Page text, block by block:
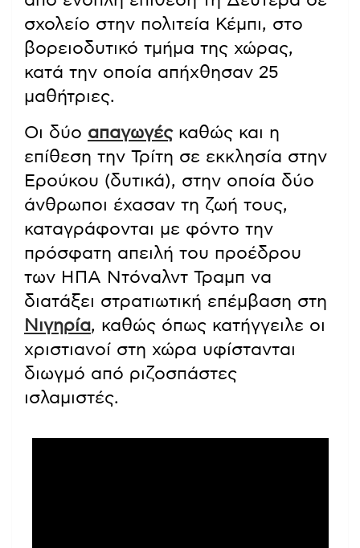
σχολείο στην πολιτεία Κέμπι, στο
βορειοδυτικό τμήμα της χώρας,
κατά την οποία απήχθησαν 25
μαθήτριες.
Οι δύο απαγωγέςκαθώς και η
επίθεση την Τρίτη σε εκκλησία στην
Ερούκου (δυτικά), στην οποία δύο
άνθρωποι έχασαν τη ζωή τους,
καταγράφονται με φόντο την
πρόσφατη απειλή του προέδρου
των ΗΠΑ Ντόναλντ Τραμπ να
διατάξει στρατιωτική επέμβαση στη
Νιγηρία, καθώς όπως κατήγγειλε οι
χριστιανοί στη χώρα υφίστανται
διωγμό από ριζοσπάστες
ισλαμιστές.